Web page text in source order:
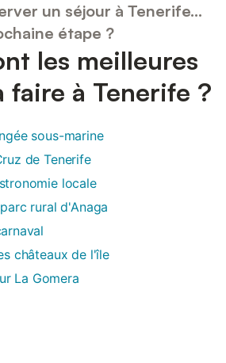
un séjour à Tenerife...
étape ?
les meilleures
faire à Tenerife ?
sous-marine
de Tenerife
locale
rural d'Anaga
châteaux de l'île
La Gomera